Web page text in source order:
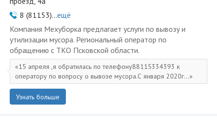
8 (81153)...ещё
Компания Мехуборка предлагает услуги по вывозу и
утилизации мусора. Региональный оператор по
обращению с ТКО Псковской области.
15 апреля ,я обратилась по телефону88115334393 к
оператору по вопросу о вывозе мусора.С января 2020г...
Узнать больше